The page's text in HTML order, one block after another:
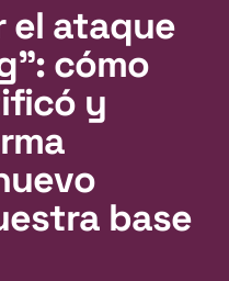
el ataque
cómo
y
base